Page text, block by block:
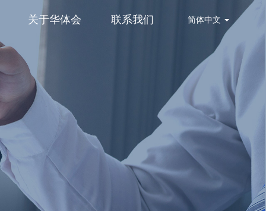
关于华体会 联系我们 简体中文